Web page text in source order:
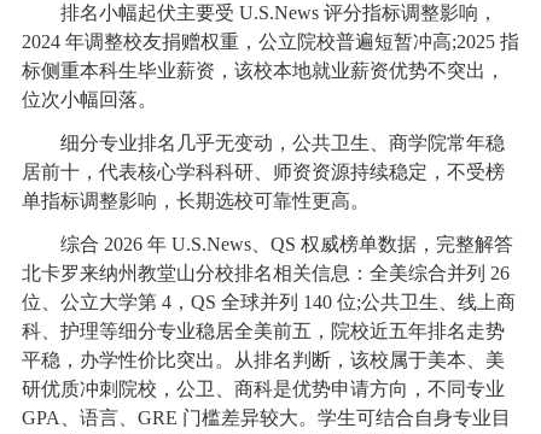
排名小幅起伏主要受 U.S.News 评分指标调整影响，
2024 年调整校友捐赠权重，公立院校普遍短暂冲高;2025 指
标侧重本科生毕业薪资，该校本地就业薪资优势不突出，
位次小幅回落。
细分专业排名几乎无变动，公共卫生、商学院常年稳
居前十，代表核心学科科研、师资资源持续稳定，不受榜
单指标调整影响，长期选校可靠性更高。
综合 2026 年 U.S.News、QS 权威榜单数据，完整解答
北卡罗来纳州教堂山分校排名相关信息：全美综合并列 26
位、公立大学第 4，QS 全球并列 140 位;公共卫生、线上商
科、护理等细分专业稳居全美前五，院校近五年排名走势
平稳，办学性价比突出。从排名判断，该校属于美本、美
研优质冲刺院校，公卫、商科是优势申请方向，不同专业
GPA、语言、GRE 门槛差异较大。学生可结合自身专业目